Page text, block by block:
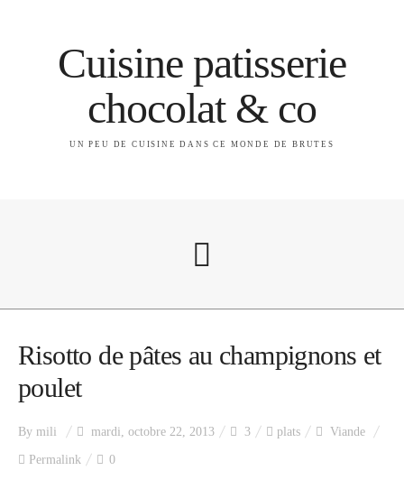
Cuisine patisserie
chocolat & co
UN PEU DE CUISINE DANS CE MONDE DE BRUTES
A propos
Risotto de pâtes au champignons et
poulet
By mili mardi, octobre 22, 2013 3 plats Viande
Permalink 0